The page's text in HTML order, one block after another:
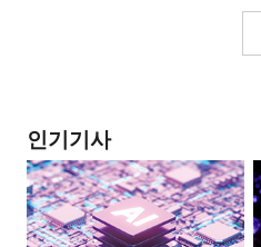
인기기사